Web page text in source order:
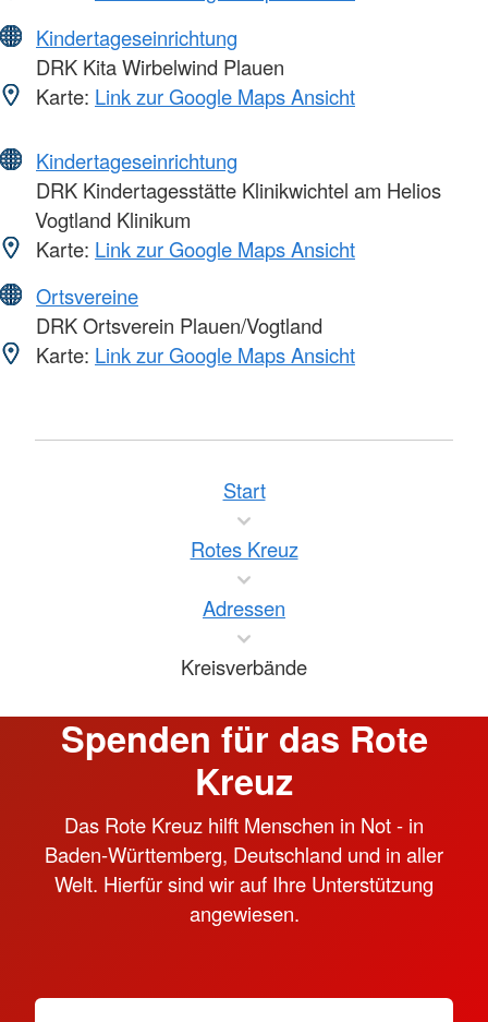
Kindertageseinrichtung
DRK Kita Wirbelwind Plauen
Karte: Link zur Google Maps Ansicht
Kindertageseinrichtung
DRK Kindertagesstätte Klinikwichtel am Helios
Vogtland Klinikum
Karte: Link zur Google Maps Ansicht
Ortsvereine
DRK Ortsverein Plauen/Vogtland
Karte: Link zur Google Maps Ansicht
Start
Rotes Kreuz
Adressen
Kreisverbände
Spenden für das Rote
Kreuz
Das Rote Kreuz hilft Menschen in Not - in
Baden-Württemberg, Deutschland und in aller
Welt. Hierfür sind wir auf Ihre Unterstützung
angewiesen.